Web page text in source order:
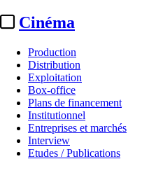
Cinéma
Production
Distribution
Exploitation
Box-office
Plans de financement
Institutionnel
Entreprises et marchés
Interview
Etudes / Publications